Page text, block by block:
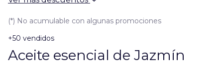
(*) No acumulable con algunas promociones
+50 vendidos
Aceite esencial de Jazmín